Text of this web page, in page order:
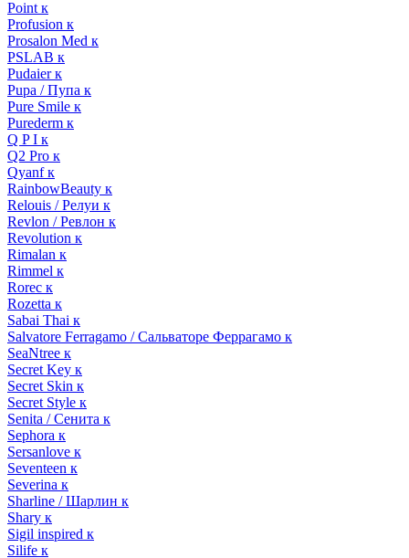
Point к
Profusion к
Prosalon Med к
PSLAB к
Pudaier к
Pupa / Пупа к
Pure Smile к
Purederm к
Q P I к
Q2 Pro к
Qyanf к
RainbowBeauty к
Relouis / Релуи к
Revlon / Ревлон к
Revolution к
Rimalan к
Rimmel к
Rorec к
Rozetta к
Sabai Thai к
Salvatore Ferragamo / Сальваторе Феррагамо к
SeaNtree к
Secret Key к
Secret Skin к
Secret Style к
Senita / Сенита к
Sephora к
Sersanlove к
Seventeen к
Severina к
Sharline / Шарлин к
Shary к
Sigil inspired к
Silife к